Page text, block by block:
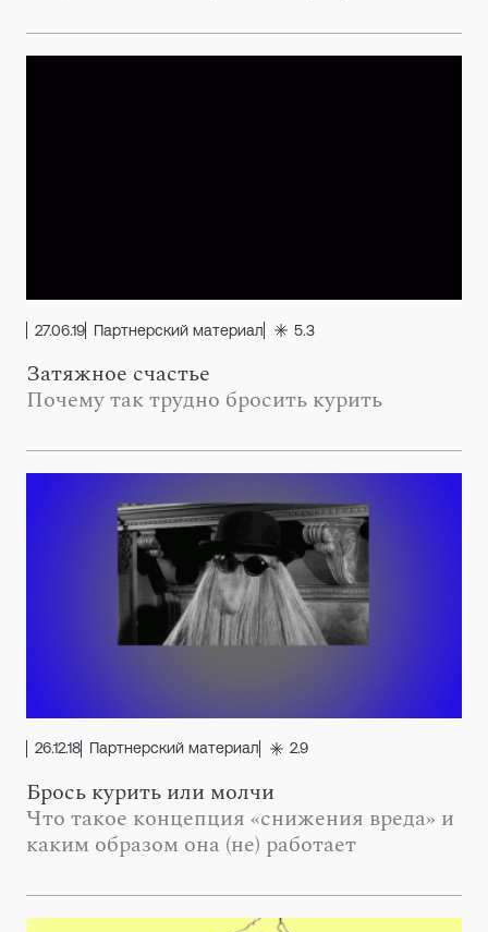
27.06.19 Партнерский материал 5.3
Затяжное счастье
Почему так трудно бросить курить
26.12.18 Партнерский материал 2.9
Брось курить или молчи
Что такое концепция «снижения вреда» и
каким образом она (не) работает